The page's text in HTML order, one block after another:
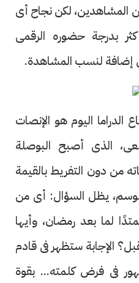
المشاهدين، لكن نجاح أى
بدرجة حضوره الرقمى
إضافة لنسب المشاهدة.
الدراما اليوم هو الإنصات
الذى أصبح البوصلة
من دون التفريط بالقيمة
يظل السؤال: أى من
لما بعد رمضان، وأيها
الإجابة ستظهر فى قادم
فى فرض كلمته... بقوة